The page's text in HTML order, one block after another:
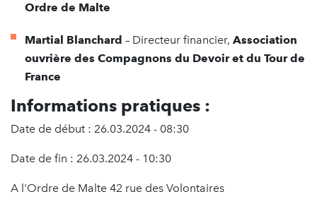
Ordre de Malte
Martial Blanchard – Directeur financier, Association
ouvrière des Compagnons du Devoir et du Tour de
France
Informations pratiques :
Date de début : 26.03.2024 - 08:30
Date de fin : 26.03.2024 - 10:30
A l'Ordre de Malte 42 rue des Volontaires